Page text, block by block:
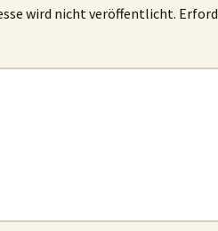
wird nicht veröffentlicht.